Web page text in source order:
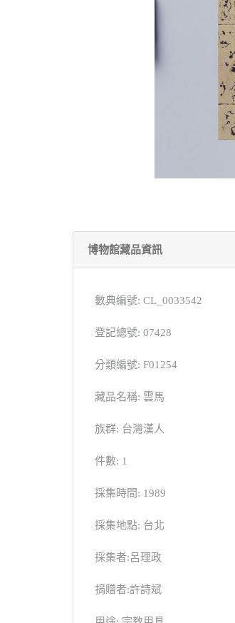
博物館藏品資訊
數典編號: CL_0033542
登記總號: 07428
分類編號: F01254
藏品名稱: 雲馬
族群: 台灣漢人
件數: 1
採集時間: 1989
採集地點: 台北
採集者:呂理政
捐贈者:許詩斌